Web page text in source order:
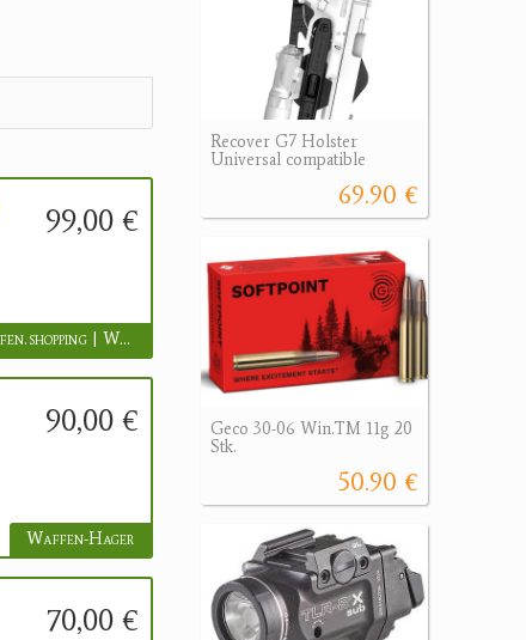
99,00 €
www.waffen.shopping | Waffen.shopping
90,00 €
Waffen-Hager
70,00 €
Recover G7 Holster
Universal compatible
69.90 €
Geco 30-06 Win.TM 11g 20
Stk.
50.90 €